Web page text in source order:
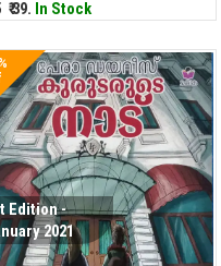
₹ 39. In Stock
Edition -
2021